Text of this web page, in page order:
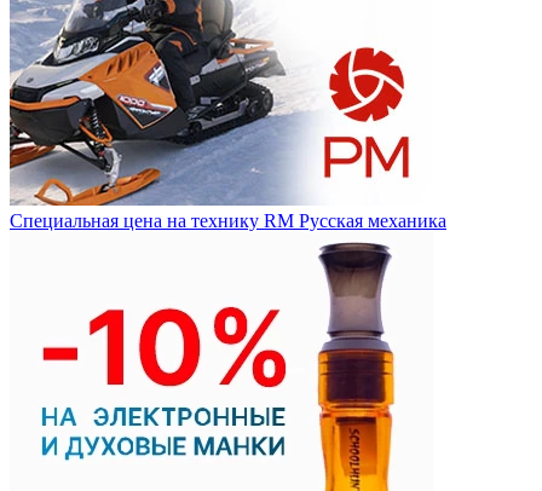
Специальная цена на технику RM Русская механика